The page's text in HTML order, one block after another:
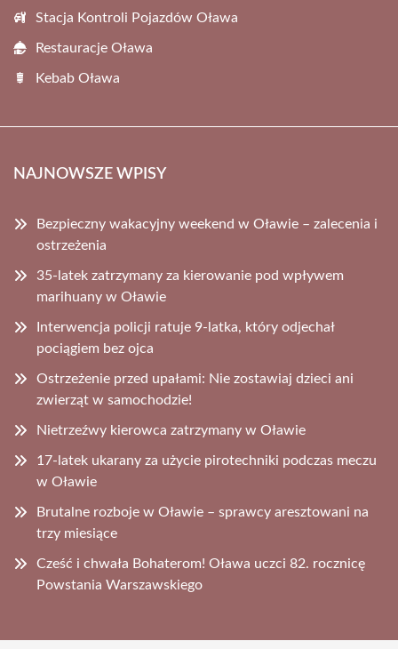
Stacja Kontroli Pojazdów Oława
Restauracje Oława
Kebab Oława
NAJNOWSZE WPISY
Bezpieczny wakacyjny weekend w Oławie – zalecenia i
ostrzeżenia
35-latek zatrzymany za kierowanie pod wpływem
marihuany w Oławie
Interwencja policji ratuje 9-latka, który odjechał
pociągiem bez ojca
Ostrzeżenie przed upałami: Nie zostawiaj dzieci ani
zwierząt w samochodzie!
Nietrzeźwy kierowca zatrzymany w Oławie
17-latek ukarany za użycie pirotechniki podczas meczu
w Oławie
Brutalne rozboje w Oławie – sprawcy aresztowani na
trzy miesiące
Cześć i chwała Bohaterom! Oława uczci 82. rocznicę
Powstania Warszawskiego